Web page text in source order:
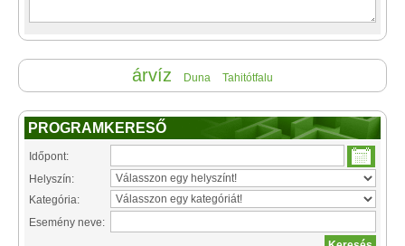
árvíz Duna Tahitótfalu
PROGRAMKERESŐ
Időpont:
Helyszín:
Kategória:
Esemény neve: